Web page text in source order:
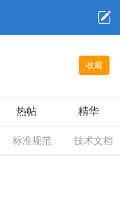
收藏
热帖 精华
标准规范 技术文档